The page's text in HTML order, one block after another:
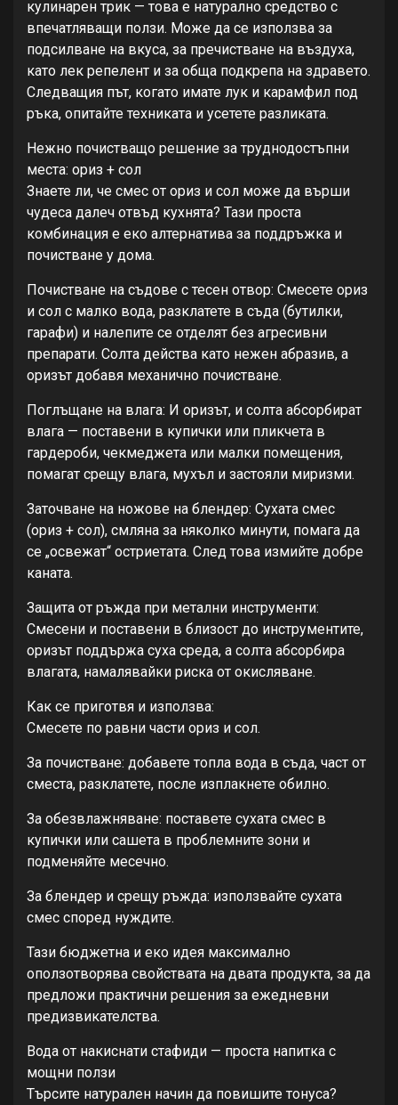
кулинарен трик — това е натурално средство с
впечатляващи ползи. Може да се използва за
подсилване на вкуса, за пречистване на въздуха,
като лек репелент и за обща подкрепа на здравето.
Следващия път, когато имате лук и карамфил под
ръка, опитайте техниката и усетете разликата.
Нежно почистващо решение за труднодостъпни
места: ориз + сол
Знаете ли, че смес от ориз и сол може да върши
чудеса далеч отвъд кухнята? Тази проста
комбинация е еко алтернатива за поддръжка и
почистване у дома.
Почистване на съдове с тесен отвор: Смесете ориз
и сол с малко вода, разклатете в съда (бутилки,
гарафи) и налепите се отделят без агресивни
препарати. Солта действа като нежен абразив, а
оризът добавя механично почистване.
Поглъщане на влага: И оризът, и солта абсорбират
влага — поставени в купички или пликчета в
гардероби, чекмеджета или малки помещения,
помагат срещу влага, мухъл и застояли миризми.
Заточване на ножове на блендер: Сухата смес
(ориз + сол), смляна за няколко минути, помага да
се „освежат“ остриетата. След това измийте добре
каната.
Защита от ръжда при метални инструменти:
Смесени и поставени в близост до инструментите,
оризът поддържа суха среда, а солта абсорбира
влагата, намалявайки риска от окисляване.
Как се приготвя и използва:
Смесете по равни части ориз и сол.
За почистване: добавете топла вода в съда, част от
сместа, разклатете, после изплакнете обилно.
За обезвлажняване: поставете сухата смес в
купички или сашета в проблемните зони и
подменяйте месечно.
За блендер и срещу ръжда: използвайте сухата
смес според нуждите.
Тази бюджетна и еко идея максимално
оползотворява свойствата на двата продукта, за да
предложи практични решения за ежедневни
предизвикателства.
Вода от накиснати стафиди — проста напитка с
мощни ползи
Търсите натурален начин да повишите тонуса?